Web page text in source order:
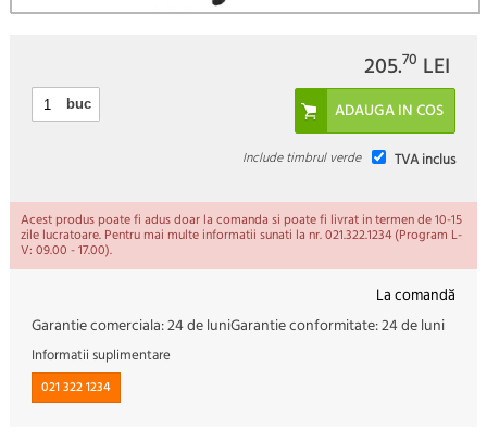
205.70 LEI
buc
TVA inclus
Include timbrul verde
Acest produs poate fi adus doar la comanda si poate fi livrat in termen de 10-15
zile lucratoare. Pentru mai multe informatii sunati la nr. 021.322.1234 (Program L-
V: 09.00 - 17.00).
La comandă
Garantie comerciala:24 de luniGarantie conformitate:24 de luni
Informatii suplimentare
021 322 1234